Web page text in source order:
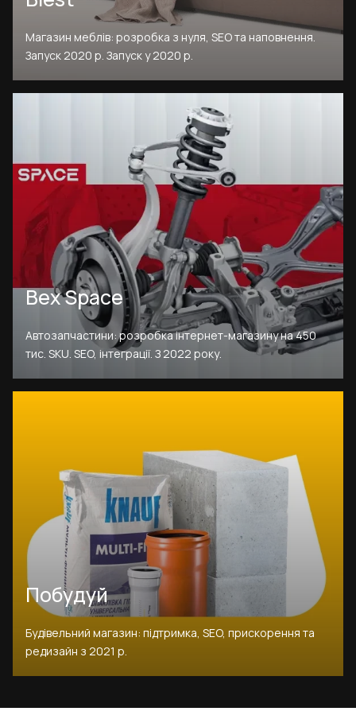
Магазин меблів: розробка з нуля, SEO та наповнення.
Запуск 2020 р. Запуск у 2020 р.
Bex Space
Автозапчастини: розробка інтернет-магазину на 450
тис. SKU. SEO, інтеграції. З 2022 року.
Побудуй
Будівельний магазин: підтримка, SEO, прискорення та
редизайн з 2021 р.